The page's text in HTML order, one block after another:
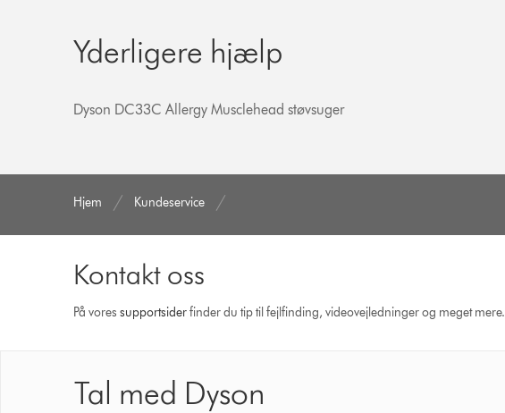
Yderligere hjælp
Dyson DC33C Allergy Musclehead støvsuger
Hjem Kundeservice
Kontakt oss
På voressupport­siderfinder du tip til fejlfinding, video­vejledninger og meget mere.
Tal med Dyson